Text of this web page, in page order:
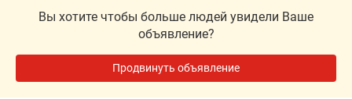
Вы хотите чтобы больше людей увидели Ваше
объявление?
Продвинуть объявление